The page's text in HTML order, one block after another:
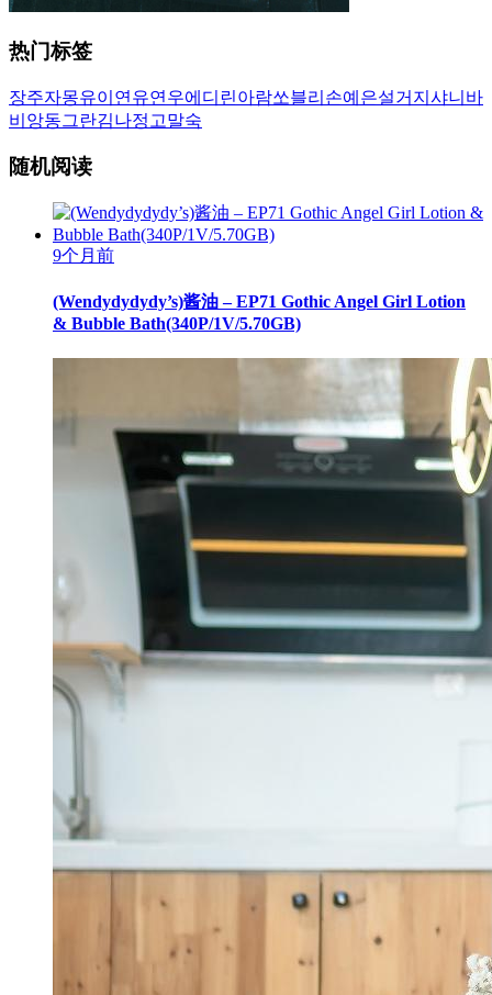
热门标签
장주자몽유이 연유연우에디린아람쏘블리 손예은설거지 샤니 바
비앙동그란김나정 고말숙
随机阅读
9个月前
(Wendydydydy’s)酱油 – EP71 Gothic Angel Girl Lotion
& Bubble Bath(340P/1V/5.70GB)